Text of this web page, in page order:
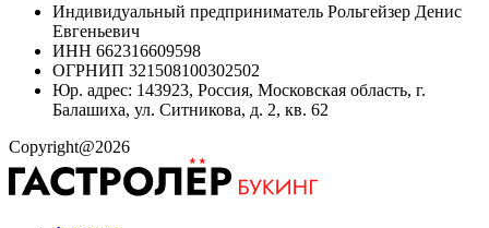
Индивидуальный предприниматель Рольгейзер Денис
Евгеньевич
ИНН 662316609598
ОГРНИП 321508100302502
Юр. адрес: 143923, Россия, Московская область, г.
Балашиха, ул. Ситникова, д. 2, кв. 62
Copyright@2026